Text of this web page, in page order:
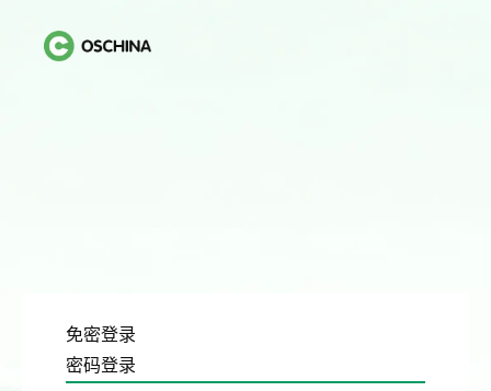
免密登录
密码登录